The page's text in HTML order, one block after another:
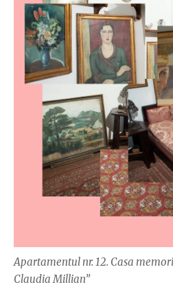
Apartamentul nr. 12. Casa
Claudia Millian”